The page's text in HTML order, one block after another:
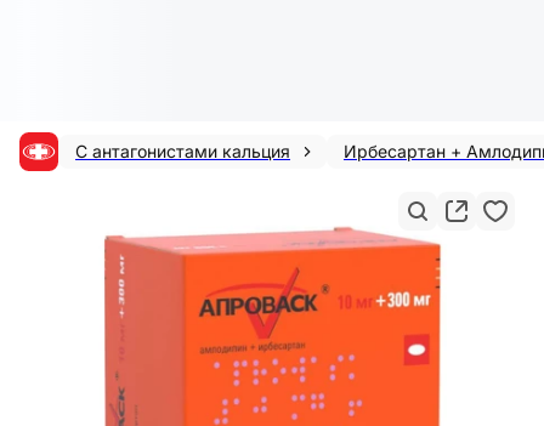
С антагонистами кальция Ирбесартан +